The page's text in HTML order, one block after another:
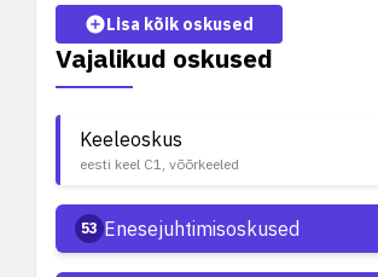
Vajalikud oskused
Lisa kõik oskused
Keeleoskus
eesti keel C1, võõrkeeled
53 Enesejuhtimisoskused